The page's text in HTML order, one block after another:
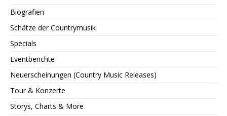
Biografien
Schätze der Countrymusik
Specials
Eventberichte
Neuerscheinungen (Country Music Releases)
Tour & Konzerte
Storys, Charts & More